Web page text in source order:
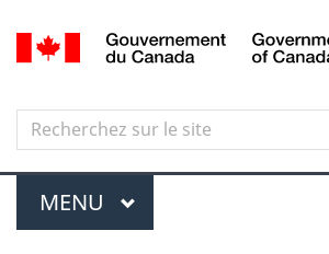
Aller
au
principal
Skip
to
Passer
à
version
Search
Recherchez
sur
le
site
Menu
MENU PRINCIPAL